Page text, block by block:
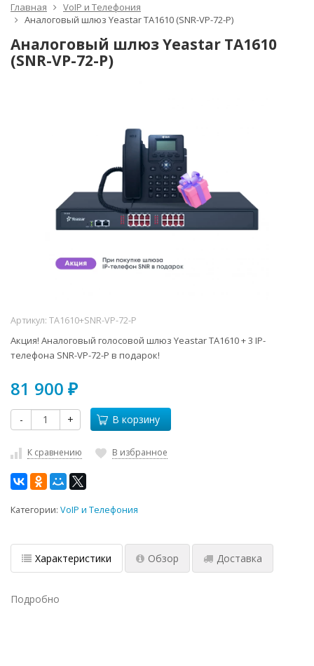
Главная
VoIP и Телефония
Аналоговый шлюз Yeastar TA1610 (SNR-VP-72-P)
Аналоговый шлюз Yeastar TA1610
(SNR-VP-72-P)
Артикул: TA1610+SNR-VP-72-P
Акция! Аналоговый голосовой шлюз Yeastar TA1610 + 3 IP-
телефона SNR-VP-72-P в подарок!
81 900 ₽
- + В корзину
К сравнению В избранное
Категории: VoIP и Телефония
Характеристики Обзор Доставка
Подробно